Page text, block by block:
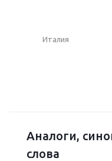
Италия
Аналоги,
слова